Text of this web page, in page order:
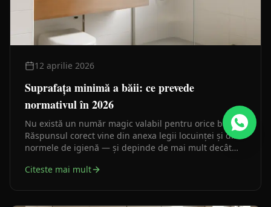
12 aprilie 2026
Suprafața minimă a băii: ce prevede
normativul în 2026
Nu există un număr magic valabil pentru orice baie.
Răspunsul corect vine din anexa legii locuinței și din
normele de igienă — și depinde de mai mult decât
Citeste mai mult